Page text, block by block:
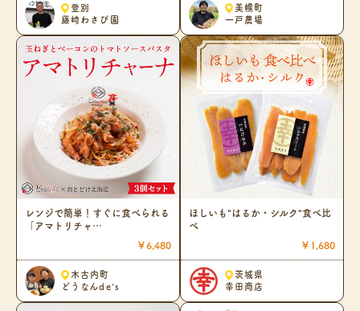
登別
藤崎わさび園
美幌町
一戸農場
レンジで簡単！すぐに食べられる
「アマトリチャ…
￥6,480
木古内町
どうなんde’s
ほしいも"はるか・シルク"食べ比
べ
￥1,680
茨城県
幸田商店